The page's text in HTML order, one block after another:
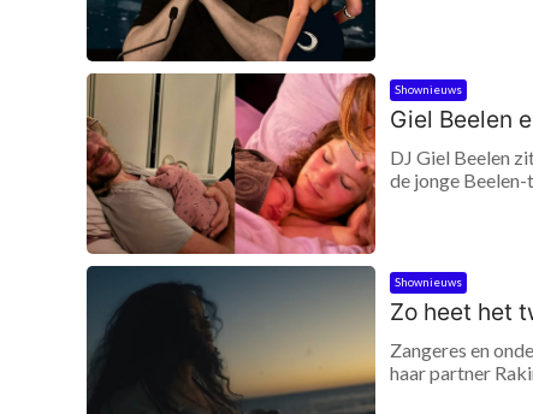
Shownieuws
Giel Beelen
DJ Giel Beelen
de jonge
Shownieuws
Zo heet het
Zangeres en
haar partner